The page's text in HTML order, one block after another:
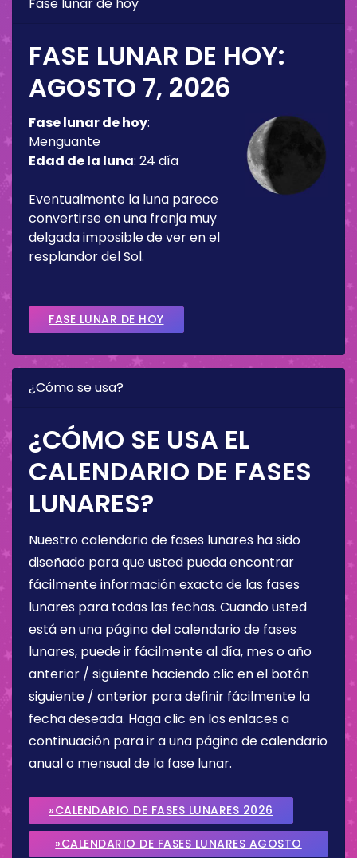
FASE LUNAR DE HOY:
AGOSTO 7, 2026
Fase lunar de hoy:
Menguante
Edad de la luna: 24 día
Eventualmente la luna parece
convertirse en una franja muy
delgada imposible de ver en el
resplandor del Sol.
FASE LUNAR DE HOY
¿Cómo se usa?
¿CÓMO SE USA EL
CALENDARIO DE FASES
LUNARES?
Nuestro calendario de fases lunares ha sido
diseñado para que usted pueda encontrar
fácilmente información exacta de las fases
lunares para todas las fechas. Cuando usted
está en una página del calendario de fases
lunares, puede ir fácilmente al día, mes o año
anterior / siguiente haciendo clic en el botón
siguiente / anterior para definir fácilmente la
fecha deseada. Haga clic en los enlaces a
continuación para ir a una página de calendario
anual o mensual de la fase lunar.
»CALENDARIO DE FASES LUNARES 2026
»CALENDARIO DE FASES LUNARES AGOSTO